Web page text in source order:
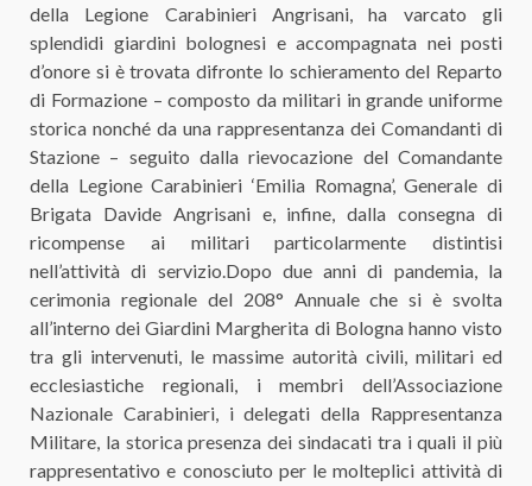
della Legione Carabinieri Angrisani, ha varcato gli
splendidi giardini bolognesi e accompagnata nei posti
d’onore si è trovata difronte lo schieramento del Reparto
di Formazione – composto da militari in grande uniforme
storica nonché da una rappresentanza dei Comandanti di
Stazione – seguito dalla rievocazione del Comandante
della Legione Carabinieri ‘Emilia Romagna’, Generale di
Brigata Davide Angrisani e, infine, dalla consegna di
ricompense ai militari particolarmente distintisi
nell’attività di servizio.Dopo due anni di pandemia, la
cerimonia regionale del 208° Annuale che si è svolta
all’interno dei Giardini Margherita di Bologna hanno visto
tra gli intervenuti, le massime autorità civili, militari ed
ecclesiastiche regionali, i membri dell’Associazione
Nazionale Carabinieri, i delegati della Rappresentanza
Militare, la storica presenza dei sindacati tra i quali il più
rappresentativo e conosciuto per le molteplici attività di